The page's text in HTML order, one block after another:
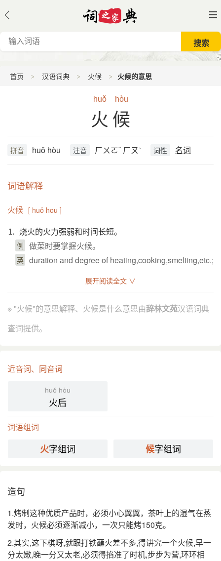
首页 汉语词典 火候 火候的意思
huǒ hòu
火候
拼音 huǒ hòu 注音 ㄏㄨㄛˇ ㄏㄡˋ 词性 名词
词语解释
火候 [ huǒ hou ]
⒈ 烧火的火力强弱和时间长短。
例 做菜时要掌握火候。
英 duration and degree of heating,cooking,smelting,etc.;
例 他的演技还不到火候。
英 level of attainment;
⒊ 比喻关健时刻。
引证解释
⒈ 烹饪时火力的强弱和时间的长短。
唐 段成式 《酉阳杂俎·酒食》：“贞元 中，有一将军家
出饭食，每説物无不堪喫，惟在火候，善均五味。”
宋 苏轼 《猪肉颂》：“待他自熟莫催他，火候足时他
自美。”
⒉ 指方士炼丹的功候。
引
唐 白居易 《天坛峰下赠杜录事》诗：“河车九转宜精
鍊，火候三年在好看。”
元 史九敬先 《庄周梦》第二折：“汞铅丹灶，能平善
展开阅读全文 ∨
※ "火候"的意思解释、火候是什么意思由辞林文苑汉语词典
查词提供。
近音词、同音词
huǒ hòu
火后
词语组词
火字组词 候字组词
造句
1.烤制这种优质产品时，必须小心翼翼，茶叶上的湿气在蒸
发时，火候必须逐渐减小，一次只能烤150克。
2.其实,这下棋呀,就跟打铁蘸火差不多,得讲究一个火候,早一
分太嫩,晚一分又太老,必须得掐准了时机,步步为营,环环相